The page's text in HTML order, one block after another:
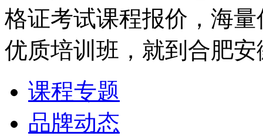
格证考试课程报价，海
优质培训班，就到合肥
课程专题
品牌动态